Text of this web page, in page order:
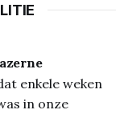
enkele weken
in onze